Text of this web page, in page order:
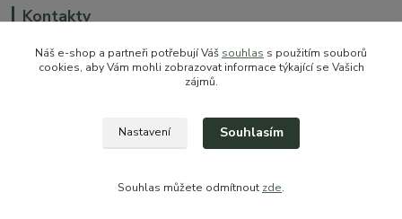
Kontakty
sales@prokytky.cz
Náš e-shop a partneři potřebují Váš souhlas s použitím souborů
cookies, aby Vám mohli zobrazovat informace týkající se Vašich
zájmů.
Nastavení Souhlasím
Souhlas můžete odmítnout zde.